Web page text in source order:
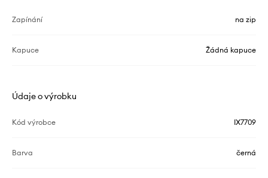
Zapínání na zip
Kapuce Žádná kapuce
Údaje o výrobku
Kód výrobce IX7709
Barva černá